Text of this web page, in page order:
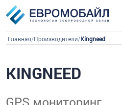
Главная/Производители/Kingneed
KINGNEED